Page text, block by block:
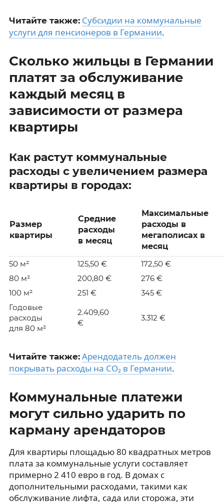
Читайте также: Субсидии на коммунальные
услуги для пенсионеров в Германии.
Сколько жильцы в Германии
платят за обслуживание
каждый месяц в
зависимости от размера
квартиры
Как растут коммунальные
расходы с увеличением размера
квартиры в городах:
Размер
квартиры
Средние
расходы
в месяц
Максимальные
расходы в
мегаполисах в
месяц
50 м²
125,50 €
172,50 €
80 м²
200,80 €
276 €
100 м²
251 €
345 €
Годовые
расходы
для 80 м²
2.409,60
€
3.312 €
Читайте также: Арендодатель должен
покрывать расходы на CO₂ в Германии.
Коммунальные платежи
могут сильно ударить по
карману арендаторов
Для квартиры площадью 80 квадратных метров
плата за коммунальные услуги составляет
примерно 2 410 евро в год. В домах с
дополнительными расходами, такими как
обслуживание лифта, сада или сторожа, эти